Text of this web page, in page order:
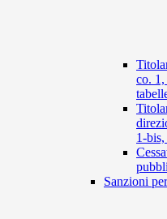
co.
1-
Sanzioni